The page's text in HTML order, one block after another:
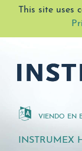
This site uses
VIENDO EN
INSTRUMEX